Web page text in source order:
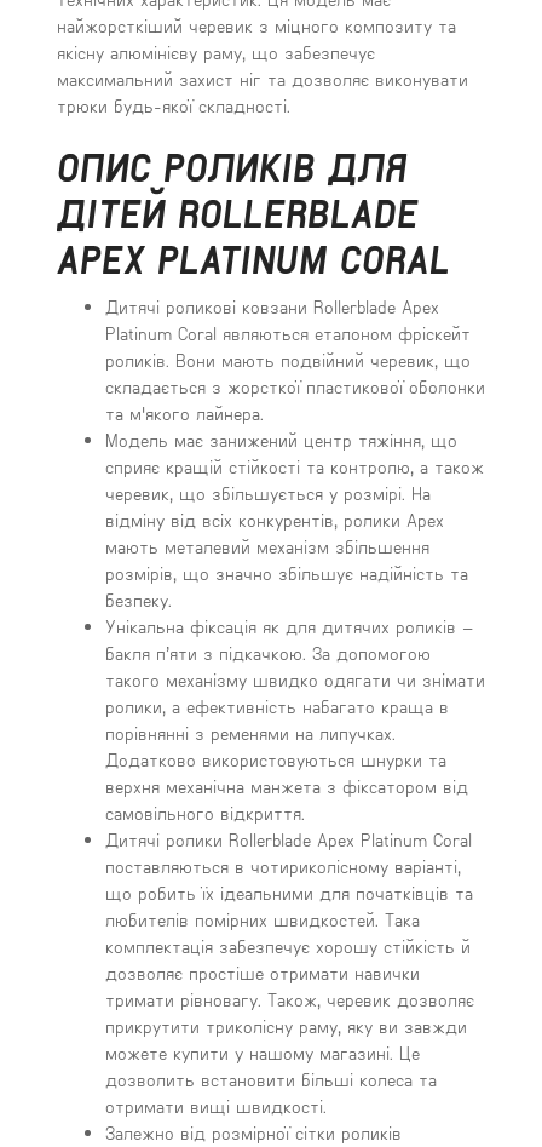
найжорсткіший черевик з міцного композиту та
якісну алюмінієву раму, що забезпечує
максимальний захист ніг та дозволяє виконувати
трюки будь-якої складності.
ОПИС РОЛИКІВ ДЛЯ
ДІТЕЙ ROLLERBLADE
APEX PLATINUM CORAL
Дитячі роликові ковзани Rollerblade Apex
Platinum Coral являються еталоном фріскейт
роликів. Вони мають подвійний черевик, що
складається з жорсткої пластикової оболонки
та м'якого лайнера.
Модель має занижений центр тяжіння, що
сприяє кращій стійкості та контролю, а також
черевик, що збільшується у розмірі. На
відміну від всіх конкурентів, ролики Apex
мають металевий механізм збільшення
розмірів, що значно збільшує надійність та
безпеку.
Унікальна фіксація як для дитячих роликів –
бакля п’яти з підкачкою. За допомогою
такого механізму швидко одягати чи знімати
ролики, а ефективність набагато краща в
порівнянні з ременями на липучках.
Додатково використовуються шнурки та
верхня механічна манжета з фіксатором від
самовільного відкриття.
Дитячі ролики Rollerblade Apex Platinum Coral
поставляються в чотириколісному варіанті,
що робить їх ідеальними для початківців та
любителів помірних швидкостей. Така
комплектація забезпечує хорошу стійкість й
дозволяє простіше отримати навички
тримати рівновагу. Також, черевик дозволяє
прикрутити триколісну раму, яку ви завжди
можете купити у нашому магазині. Це
дозволить встановити більші колеса та
отримати вищі швидкості.
Залежно від розмірної сітки роликів